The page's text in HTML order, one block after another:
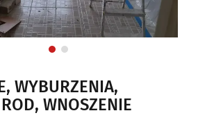
WYBURZENIA,
WNOSZENIE